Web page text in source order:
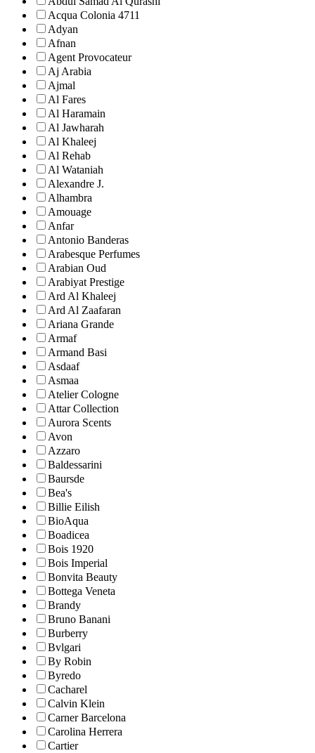
Acqua Colonia 4711
Adyan
Afnan
Agent Provocateur
Aj Arabia
Ajmal
Al Fares
Al Haramain
Al Jawharah
Al Khaleej
Al Rehab
Al Wataniah
Alexandre J.
Alhambra
Amouage
Anfar
Antonio Banderas
Arabesque Perfumes
Arabian Oud
Arabiyat Prestige
Ard Al Khaleej
Ard Al Zaafaran
Ariana Grande
Armaf
Armand Basi
Asdaaf
Asmaa
Atelier Cologne
Attar Collection
Aurora Scents
Avon
Azzaro
Baldessarini
Baursde
Bea's
Billie Eilish
BioAqua
Boadicea
Bois 1920
Bois Imperial
Bonvita Beauty
Bottega Veneta
Brandy
Bruno Banani
Burberry
Bvlgari
By Robin
Byredo
Cacharel
Calvin Klein
Carner Barcelona
Carolina Herrera
Cartier